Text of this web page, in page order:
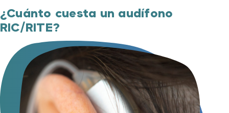
¿Cuánto cuesta un audífono
RIC/RITE?